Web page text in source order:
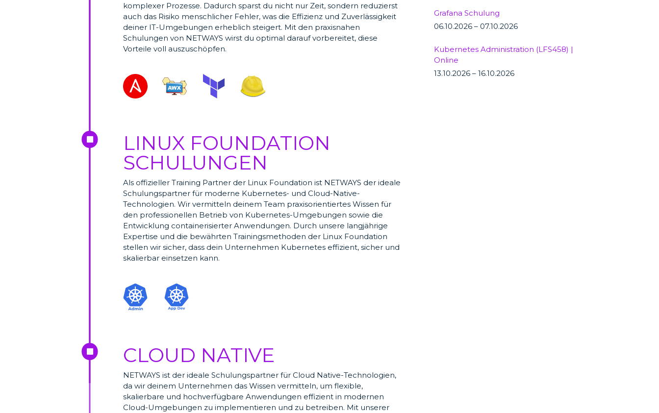
komplexer Prozesse. Dadurch sparst du nicht nur Zeit, sondern reduzierst
auch das Risiko menschlicher Fehler, was die Effizienz und Zuverlässigkeit
deiner IT-Umgebungen erheblich steigert. Mit den praxisnahen
Schulungen von NETWAYS wirst du optimal darauf vorbereitet, diese
Vorteile voll auszuschöpfen.
LINUX FOUNDATION
SCHULUNGEN
Als offizieller Training Partner der Linux Foundation ist NETWAYS der ideale
Schulungspartner für moderne Kubernetes- und Cloud-Native-
Technologien. Wir vermitteln deinem Team praxisorientiertes Wissen für
den professionellen Betrieb von Kubernetes-Umgebungen sowie die
Entwicklung containerisierter Anwendungen. Durch unsere langjährige
Expertise und die bewährten Trainingsmethoden der Linux Foundation
stellen wir sicher, dass dein Unternehmen Kubernetes effizient, sicher und
skalierbar einsetzen kann.

CLOUD NATIVE
NETWAYS ist der ideale Schulungspartner für Cloud Native-Technologien,
da wir deinem Unternehmen das Wissen vermitteln, um flexible,
skalierbare und hochverfügbare Anwendungen effizient in modernen
Cloud-Umgebungen zu implementieren und zu betreiben. Mit unserer
Grafana Schulung
06.10.2026 – 07.10.2026
Kubernetes Administration (LFS458) |
Online
13.10.2026 – 16.10.2026